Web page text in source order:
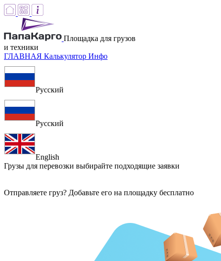
Площадка для грузов
и техники
ГЛАВНАЯ Калькулятор Инфо
Русский
Русский
English
Грузы для перевозки выбирайте подходящие заявки
Отправляете груз? Добавьте его на площадку бесплатно